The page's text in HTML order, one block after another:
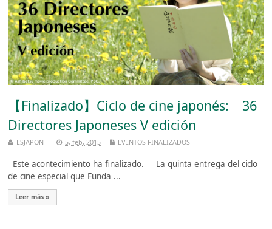
【Finalizado】Ciclo de cine japonés: 36
Directores Japoneses V edición
ESJAPON 5, feb, 2015 EVENTOS FINALIZADOS
Este acontecimiento ha finalizado. La quinta entrega del ciclo
de cine especial que Funda ...
Leer más »